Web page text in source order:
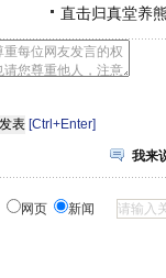
直击归真堂养
[Ctrl+Enter]
我来
网页 新闻